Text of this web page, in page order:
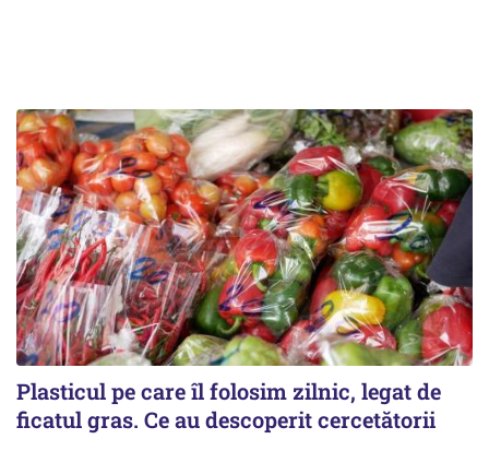
Plasticul pe care îl folosim zilnic, legat de
ficatul gras. Ce au descoperit cercetătorii